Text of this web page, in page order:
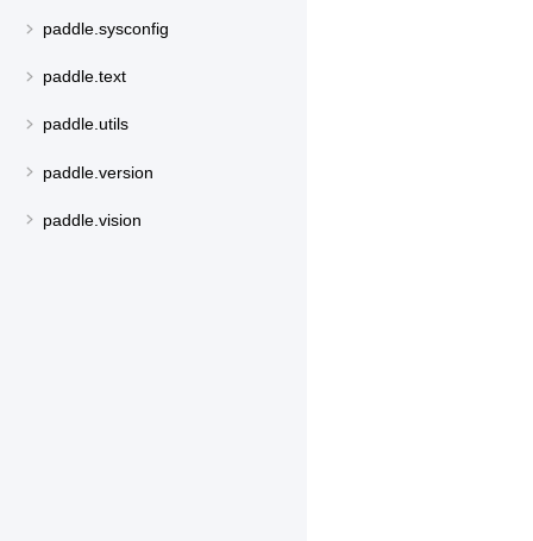
paddle.sysconfig
paddle.text
paddle.utils
paddle.version
paddle.vision